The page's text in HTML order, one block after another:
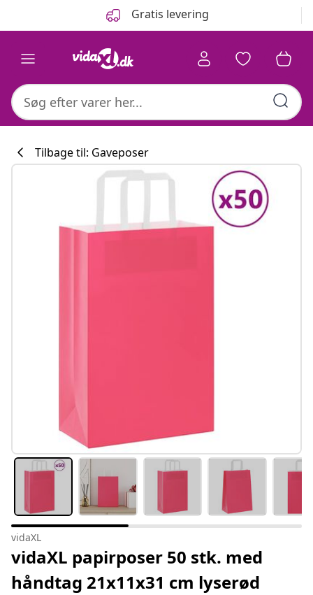
Gratis levering
Tilbage til: Gaveposer
vidaXL
vidaXL papirposer 50 stk. med
håndtag 21x11x31 cm lyserød